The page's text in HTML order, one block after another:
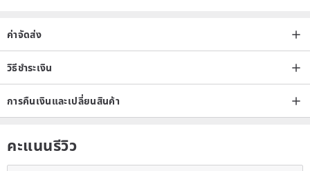
ค่าจัดส่ง
วิธีชำระเงิน
การคืนเงินและเปลี่ยนสินค้า
คะแนนรีวิว